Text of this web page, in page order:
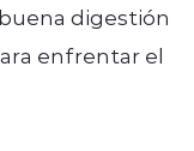
digestión
enfrentar el